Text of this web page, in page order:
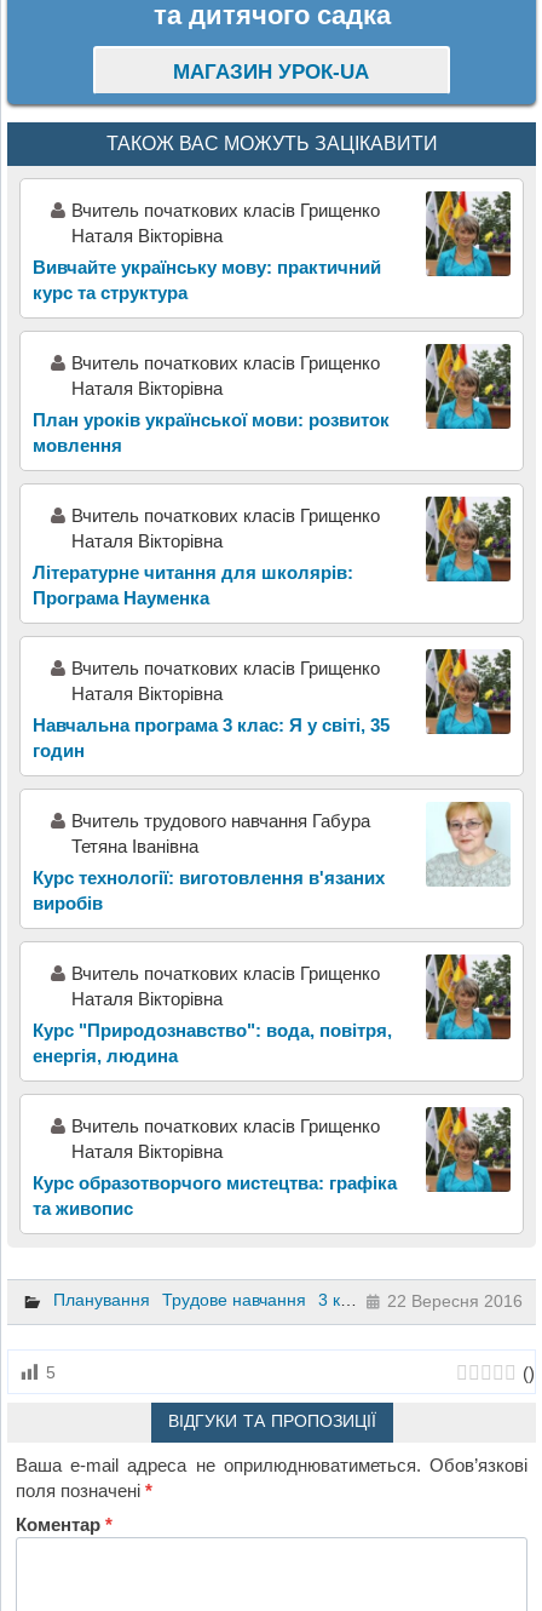
та дитячого садка
МАГАЗИН УРОК-UA
ТАКОЖ ВАС МОЖУТЬ ЗАЦІКАВИТИ
Вчитель початкових класів Грищенко
Наталя Вікторівна
Вивчайте українську мову: практичний
курс та структура
Вчитель початкових класів Грищенко
Наталя Вікторівна
План уроків української мови: розвиток
мовлення
Вчитель початкових класів Грищенко
Наталя Вікторівна
Літературне читання для школярів:
Програма Науменка
Вчитель початкових класів Грищенко
Наталя Вікторівна
Навчальна програма 3 клас: Я у світі, 35
годин
Вчитель трудового навчання Габура
Тетяна Іванівна
Курс технології: виготовлення вʹязаних
виробів
Вчитель початкових класів Грищенко
Наталя Вікторівна
Курс "Природознавство": вода, повітря,
енергія, людина
Вчитель початкових класів Грищенко
Наталя Вікторівна
Курс образотворчого мистецтва: графіка
та живопис
Планування Трудове навчання 3 клас 22 Вересня 2016
5 ()
ВІДГУКИ ТА ПРОПОЗИЦІЇ
Ваша e-mail адреса не оприлюднюватиметься. Обов’язкові
поля позначені*
Коментар*